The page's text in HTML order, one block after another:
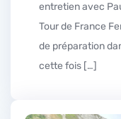
entretien avec
Tour de France
de préparation
cette fois […]